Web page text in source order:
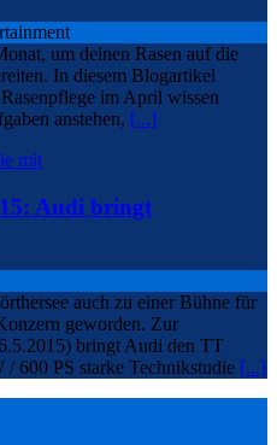
um deinen Rasen auf die
In diesem Blogartikel
im April wissen
anstehen, [...]
Audi bringt
auch zu einer Bühne für
geworden. Zur
bringt Audi den TT
600 PS starke Technikstudie [...]